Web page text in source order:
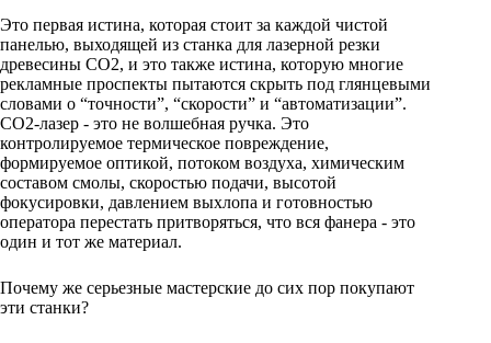
Это первая истина, которая стоит за каждой чистой
панелью, выходящей из станка для лазерной резки
древесины CO2, и это также истина, которую многие
рекламные проспекты пытаются скрыть под глянцевыми
словами о “точности”, “скорости” и “автоматизации”.
CO2-лазер - это не волшебная ручка. Это
контролируемое термическое повреждение,
формируемое оптикой, потоком воздуха, химическим
составом смолы, скоростью подачи, высотой
фокусировки, давлением выхлопа и готовностью
оператора перестать притворяться, что вся фанера - это
один и тот же материал.
Почему же серьезные мастерские до сих пор покупают
эти станки?